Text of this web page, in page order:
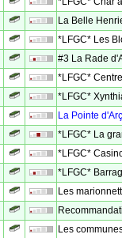
La Belle
*LFGC* Les
#3 La Rade
*LFGC*
*LFGC*
La Pointe
*LFGC* La
*LFGC*
*LFGC*
Les
Les